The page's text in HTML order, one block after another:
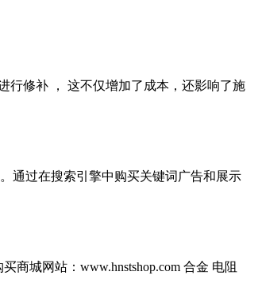
行修补 ， 这不仅增加了成本，还影响了施
通过在搜索引擎中购买关键词广告和展示
商城网站：www.hnstshop.com 合金 电阻